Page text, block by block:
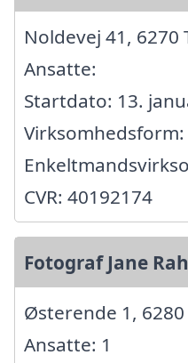
Noldevej 41, 6270
Ansatte:
Startdato: 13.
Virksomhedsform:
CVR: 40192174
Fotograf Jane
Østerende 1,
Ansatte: 1